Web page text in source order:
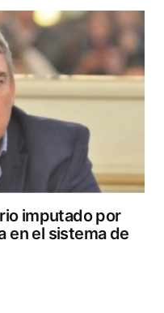
imputado por
en el sistema de